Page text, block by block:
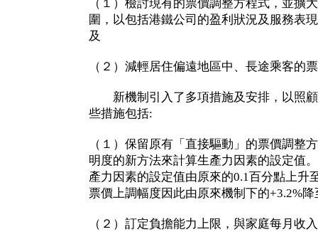
（１）檢討現有的票價調整方程式，並擴
圍，以包括港鐵公司的盈利狀況及服務表
及
（２）減輕居住偏遠地區中、長途乘客的
新機制引入了多項措施及安排，以照顧
些措施包括:
（１）保留原有「直接驅動」的票價調整
明度的新方法來計算生產力因素的設定值
產力因素的設定值由原來的0.1百分點上升
票價上調幅度因此由原來機制下的+3.2%降
（２）訂定負擔能力上限，與家庭每月收